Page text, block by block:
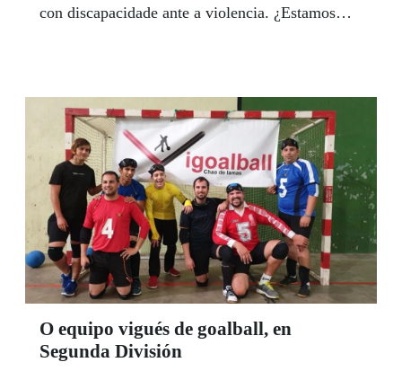
con discapacidade ante a violencia. ¿Estamos
discapacidade vítimas de violencia machista.
O equipo vigués de goalball, en
Segunda División